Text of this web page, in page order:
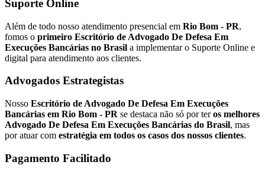
Suporte Online
Além de todo nosso atendimento presencial em Rio Bom - PR,
fomos o primeiro Escritório de Advogado De Defesa Em
Execuções Bancárias no Brasil a implementar o Suporte Online e
digital para atendimento aos clientes.
Advogados Estrategistas
Nosso Escritório de Advogado De Defesa Em Execuções
Bancárias em Rio Bom - PR se destaca não só por teros melhores
Advogado De Defesa Em Execuções Bancárias do Brasil, mas
por atuar com estratégia em todos os casos dos nossos clientes.
Pagamento Facilitado